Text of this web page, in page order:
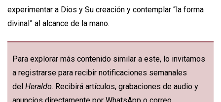
experimentar a Dios y Su creación y contemplar “la forma
divinal” al alcance de la mano.
Para explorar más contenido similar a este, lo invitamos
a registrarse para recibir notificaciones semanales
del Heraldo. Recibirá artículos, grabaciones de audio y